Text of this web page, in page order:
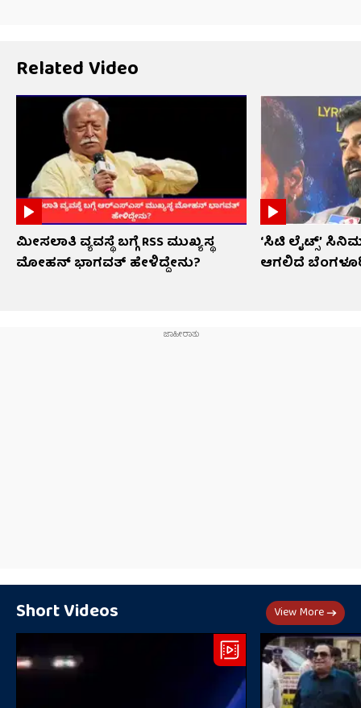
Related Video
ಮೀಸಲಾತಿ ವ್ಯವಸ್ಥೆ ಬಗ್ಗೆ RSS​ ಮುಖ್ಯಸ್ಥ
ಮೋಹನ್ ಭಾಗವತ್ ಹೇಳಿದ್ದೇನು?
‘ಸಿಟಿ ಲೈಟ್ಸ್’
ಆಗಲಿದೆ
Short Videos View More